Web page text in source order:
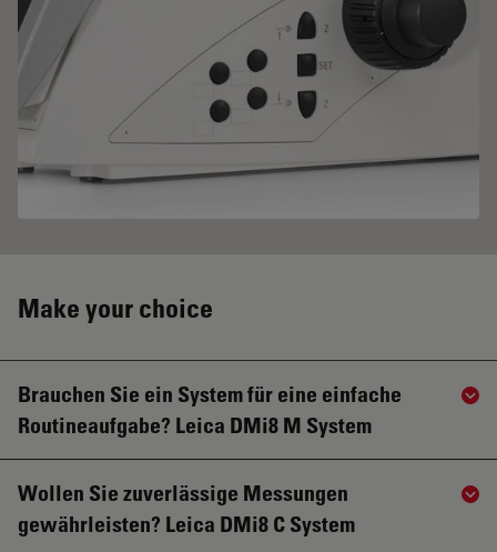
Make your choice
Brauchen Sie ein System für eine einfache
Routineaufgabe? Leica DMi8 M System
Wollen Sie zuverlässige Messungen
gewährleisten? Leica DMi8 C System